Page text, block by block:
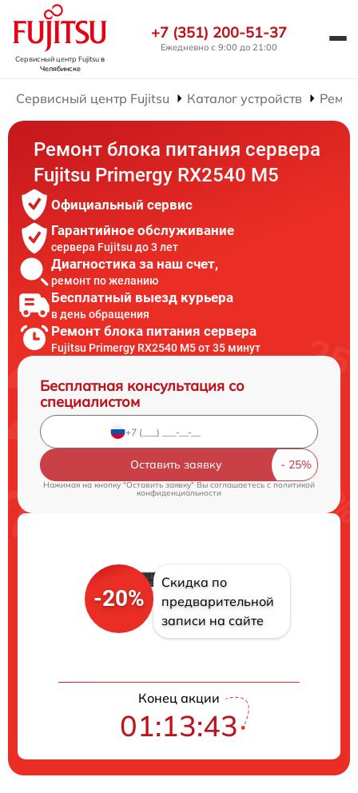
Сервисный центр Fujitsuв
Челябинске
+7 (351) 200-51-37
Ежедневно с 9:00 до 21:00
Сервисный центр Fujitsu Каталог устройств
Ремонт блока питания сервера
Fujitsu Primergy RX2540 M5
Официальный сервис
Гарантийное обслуживание
сервера Fujitsu до 3 лет
Диагностика за наш счет,
ремонт по желанию
Бесплатный выезд курьера
в день обращения
Ремонт блока питания сервера
Fujitsu Primergy RX2540 M5 от 35 минут
Бесплатная консультация со
специалистом
Оставить заявку
Нажимая на кнопку "Оставить заявку" Вы соглашаетесь cполитикой
конфиденциальности
-20%
Скидка по
предварительной
записи на сайте
Конец акции
01:13:42